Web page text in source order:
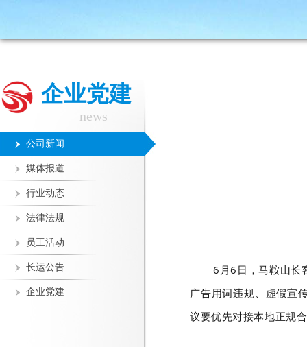
企业党建
news
公司新闻
媒体报道
行业动态
法律法规
员工活动
长运公告
企业党建
6月6日，马鞍山长
广告用词违规、虚假宣
议要优先对接本地正规